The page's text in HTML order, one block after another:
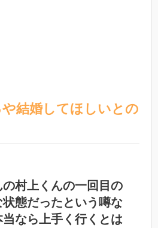
結婚してほしいとの
の村上くんの一回目の
態だったという噂な
なら上手く行くとは